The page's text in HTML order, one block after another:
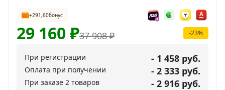
+291,60бонус
37 908₽
29 160₽ -23%
При регистрации - 1 458 руб.
Оплата при получении - 2 333 руб.
При заказе 2 товаров - 2 916 руб.